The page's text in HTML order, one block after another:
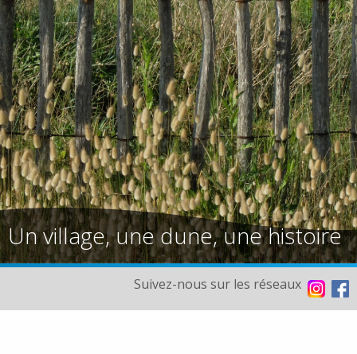
Un village, une dune, une histoire
Suivez-nous sur les réseaux